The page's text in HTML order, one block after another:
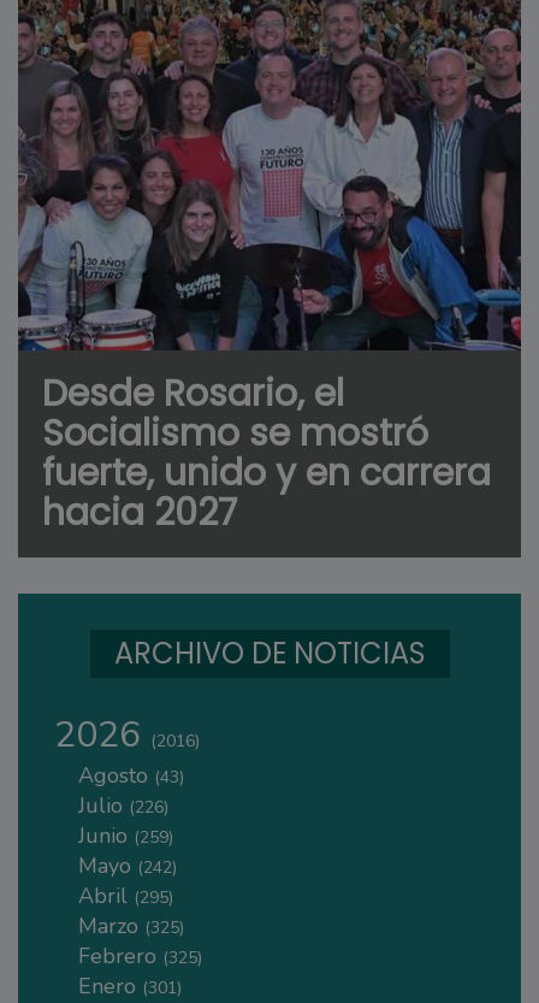
Desde Rosario, el
Socialismo se mostró
fuerte, unido y en carrera
hacia 2027
ARCHIVO DE NOTICIAS
2026 (2016)
Agosto (43)
Julio (226)
Junio (259)
Mayo (242)
Abril (295)
Marzo (325)
Febrero (325)
Enero (301)